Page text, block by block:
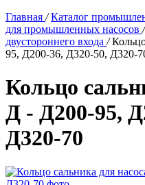
Главная / Каталог
для промышленных насосов /
двустороннего входа /
95, Д200-36, Д320-50, Д320-
Кольцо
Д - Д200-95,
Д320-70